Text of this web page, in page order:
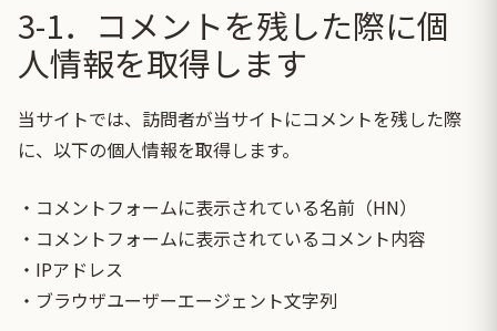
3-1．コメントを残した際に個
人情報を取得します
当サイトでは、訪問者が当サイトにコメントを残した際
に、以下の個人情報を取得します。
・コメントフォームに表示されている名前（HN）
・コメントフォームに表示されているコメント内容
・IPアドレス
・ブラウザユーザーエージェント文字列